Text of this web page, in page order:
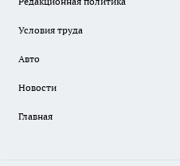
Условия труда
Авто
Новости
Главная